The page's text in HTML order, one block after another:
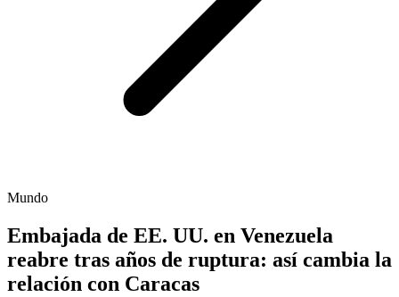
Mundo
Embajada de EE. UU. en Venezuela
reabre tras años de ruptura: así cambia la
relación con Caracas